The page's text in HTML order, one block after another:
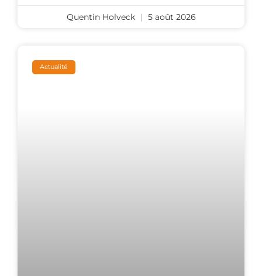
Quentin Holveck 5 août 2026
Actualité